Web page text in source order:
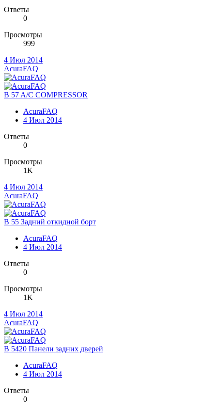
Ответы
0
Просмотры
999
4 Июл 2014
AcuraFAQ
B 57 A/C COMPRESSOR
AcuraFAQ
4 Июл 2014
Ответы
0
Просмотры
1K
4 Июл 2014
AcuraFAQ
B 55 Задний откидной борт
AcuraFAQ
4 Июл 2014
Ответы
0
Просмотры
1K
4 Июл 2014
AcuraFAQ
B 5420 Панели задних дверей
AcuraFAQ
4 Июл 2014
Ответы
0